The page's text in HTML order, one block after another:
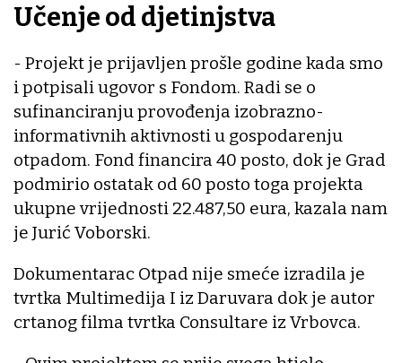
Učenje od djetinjstva
- Projekt je prijavljen prošle godine kada smo
i potpisali ugovor s Fondom. Radi se o
sufinanciranju provođenja izobrazno-
informativnih aktivnosti u gospodarenju
otpadom. Fond financira 40 posto, dok je Grad
podmirio ostatak od 60 posto toga projekta
ukupne vrijednosti 22.487,50 eura, kazala nam
je Jurić Voborski.
Dokumentarac Otpad nije smeće izradila je
tvrtka Multimedija I iz Daruvara dok je autor
crtanog filma tvrtka Consultare iz Vrbovca.